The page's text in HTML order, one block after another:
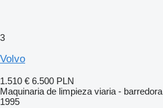
3
Volvo
1.510 € 6.500 PLN
Maquinaria de limpieza viaria - barredora
1995